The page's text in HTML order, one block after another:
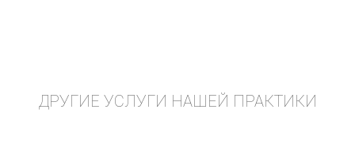
ДРУГИЕ УСЛУГИ НАШЕЙ ПРАКТИКИ